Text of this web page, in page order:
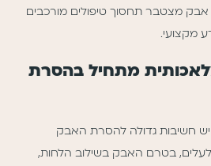
מצטבר תחסוך טיפולים מורכבים
מקצועי.
מתחיל בהסרת
יש חשיבות גדולה להסרת האבק
בטרם האבק בשילוב הלחות,